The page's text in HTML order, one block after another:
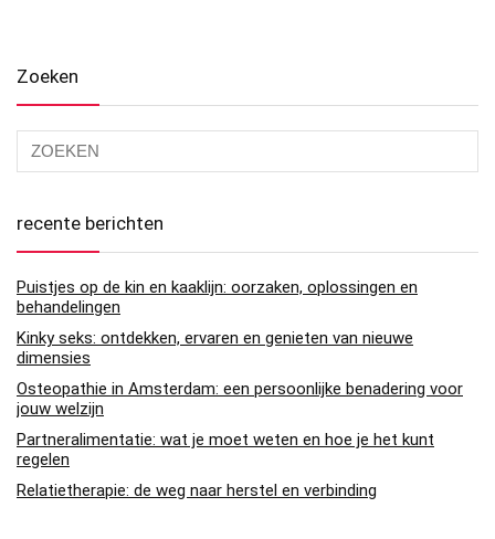
Zoeken
recente berichten
Puistjes op de kin en kaaklijn: oorzaken, oplossingen en
behandelingen
Kinky seks: ontdekken, ervaren en genieten van nieuwe
dimensies
Osteopathie in Amsterdam: een persoonlijke benadering voor
jouw welzijn
Partneralimentatie: wat je moet weten en hoe je het kunt
regelen
Relatietherapie: de weg naar herstel en verbinding